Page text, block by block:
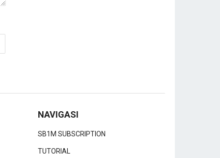
NAVIGASI
SB1M SUBSCRIPTION
TUTORIAL